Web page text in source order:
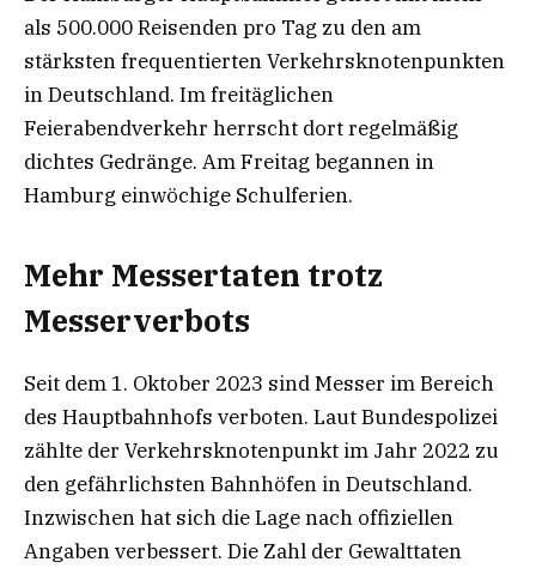
als 500.000 Reisenden pro Tag zu den am
stärksten frequentierten Verkehrsknotenpunkten
in Deutschland. Im freitäglichen
Feierabendverkehr herrscht dort regelmäßig
dichtes Gedränge. Am Freitag begannen in
Hamburg einwöchige Schulferien.
Mehr Messertaten trotz
Messerverbots
Seit dem 1. Oktober 2023 sind Messer im Bereich
des Hauptbahnhofs verboten. Laut Bundespolizei
zählte der Verkehrsknotenpunkt im Jahr 2022 zu
den gefährlichsten Bahnhöfen in Deutschland.
Inzwischen hat sich die Lage nach offiziellen
Angaben verbessert. Die Zahl der Gewalttaten